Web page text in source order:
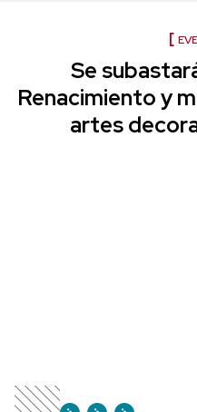
Se
Renacimiento y
artes